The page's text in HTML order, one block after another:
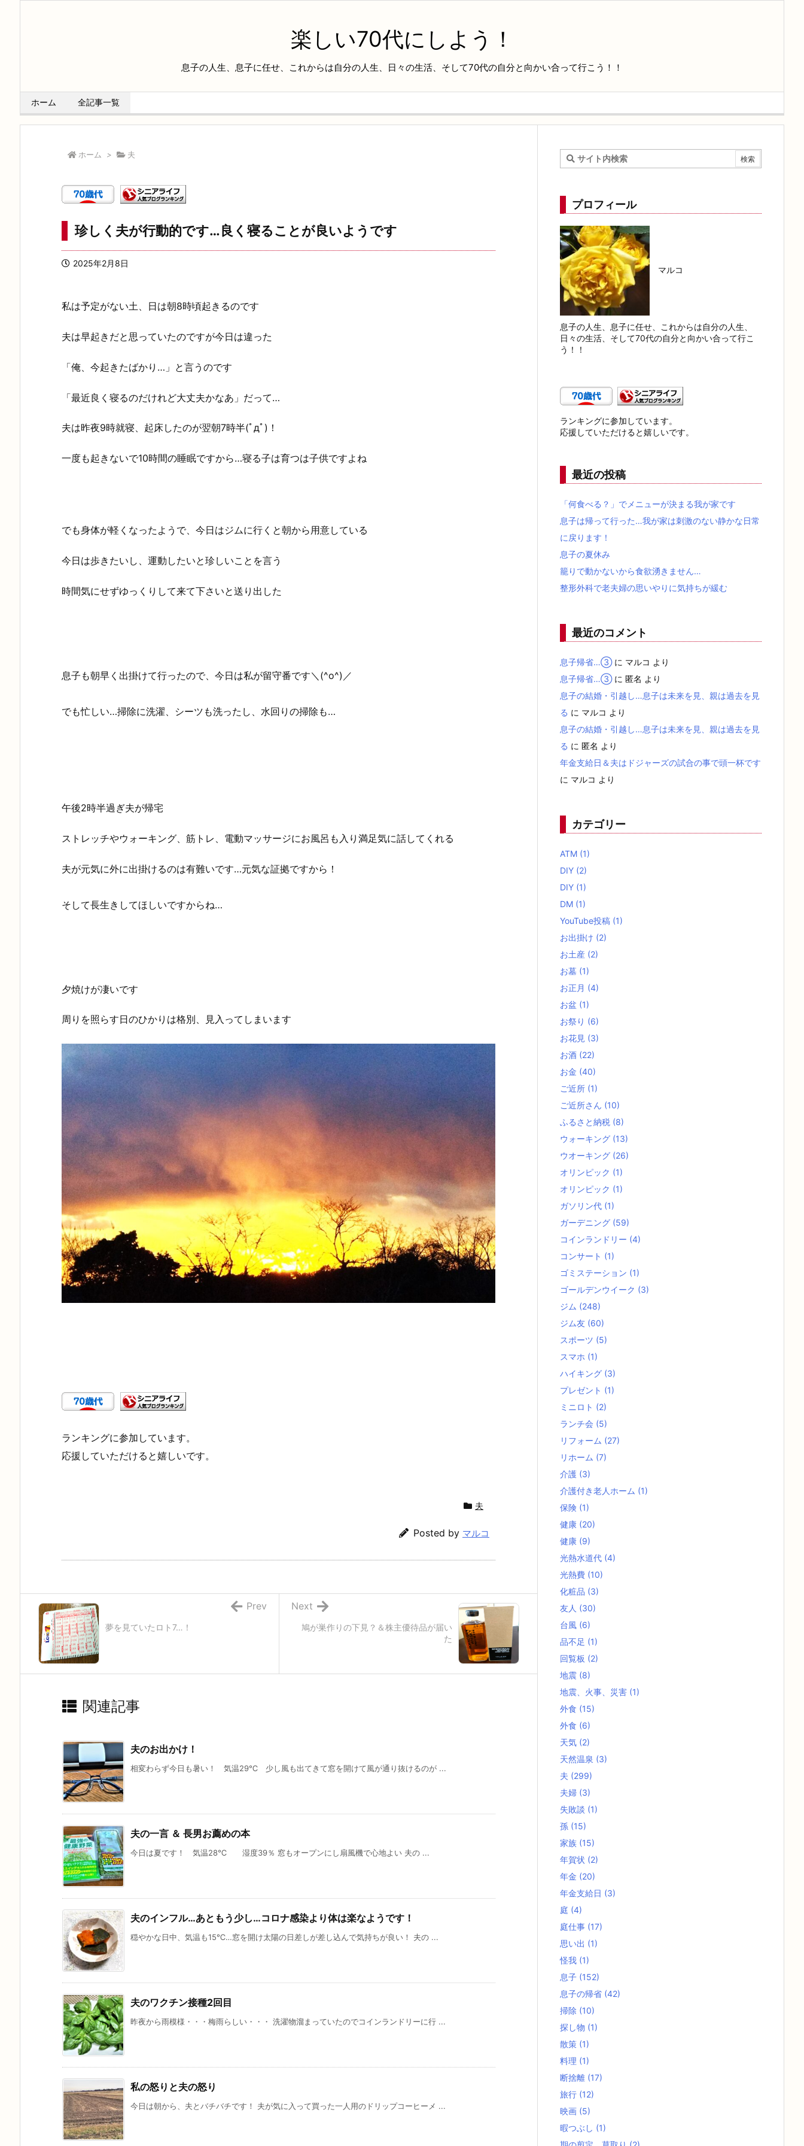
楽しい70代にしよう！
息子の人生、息子に任せ、これからは自分の人生、日々の生活、そして70代の自分と向かい合って行こう！！
ホーム 全記事一覧
ホーム > 夫
珍しく夫が行動的です…良く寝ることが良いようです
2025年2月8日
私は予定がない土、日は朝8時頃起きるのです
夫は早起きだと思っていたのですが今日は違った
「俺、今起きたばかり…」と言うのです
「最近良く寝るのだけれど大丈夫かなあ」だって…
夫は昨夜9時就寝、起床したのが翌朝7時半(ﾟдﾟ)！
一度も起きないで10時間の睡眠ですから…寝る子は育つは子供ですよね
でも身体が軽くなったようで、今日はジムに行くと朝から用意している
今日は歩きたいし、運動したいと珍しいことを言う
時間気にせずゆっくりして来て下さいと送り出した
息子も朝早く出掛けて行ったので、今日は私が留守番です＼(^o^)／
でも忙しい…掃除に洗濯、シーツも洗ったし、水回りの掃除も…
午後2時半過ぎ夫が帰宅
ストレッチやウォーキング、筋トレ、電動マッサージにお風呂も入り満足気に話してくれる
夫が元気に外に出掛けるのは有難いです…元気な証拠ですから！
そして長生きしてほしいですからね…
夕焼けが凄いです
周りを照らす日のひかりは格別、見入ってしまいます
ランキングに参加しています。
応援していただけると嬉しいです。
夫
Posted by マルコ
鳩が巣作りの下見？＆株主優待品が届い
た
Next
夢を見ていたロト7…！
Prev
関連記事
夫のお出かけ！
相変わらず今日も暑い！ 気温29℃ 少し風も出てきて窓を開けて風が通り抜けるのが ...
夫の一言 ＆ 長男お薦めの本
今日は夏です！ 気温28℃ 湿度39％ 窓もオープンにし扇風機で心地よい 夫の ...
夫のインフル…あともう少し…コロナ感染より体は楽なようです！
穏やかな日中、気温も15℃…窓を開け太陽の日差しが差し込んで気持ちが良い！ 夫の ...
夫のワクチン接種2回目
昨夜から雨模様・・・梅雨らしい・・・ 洗濯物溜まっていたのでコインランドリーに行 ...
私の怒りと夫の怒り
今日は朝から、夫とバチバチです！ 夫が気に入って買った一人用のドリップコーヒーメ ...
プロフィール
マルコ
息子の人生、息子に任せ、これからは自分の人生、
日々の生活、そして70代の自分と向かい合って行こ
う！！
ランキングに参加しています。
応援していただけると嬉しいです。
最近の投稿
「何食べる？」でメニューが決まる我が家です
息子は帰って行った…我が家は刺激のない静かな日常
に戻ります！
息子の夏休み
籠りで動かないから食欲湧きません…
整形外科で老夫婦の思いやりに気持ちが緩む
最近のコメント
息子帰省…③に マルコ より
息子帰省…③に 匿名 より
息子の結婚・引越し…息子は未来を見、親は過去を見
る に マルコ より
息子の結婚・引越し…息子は未来を見、親は過去を見
る に 匿名 より
年金支給日＆夫はドジャーズの試合の事で頭一杯です
に マルコ より
カテゴリー
ATM (1)
DIY (2)
DIY (1)
DM (1)
YouTube投稿 (1)
お出掛け (2)
お土産 (2)
お墓 (1)
お正月 (4)
お盆 (1)
お祭り (6)
お花見 (3)
お酒 (22)
お金 (40)
ご近所 (1)
ご近所さん (10)
ふるさと納税 (8)
ウォーキング (13)
ウオーキング (26)
オリンピック (1)
オリンピック (1)
ガソリン代 (1)
ガーデニング (59)
コインランドリー (4)
コンサート (1)
ゴミステーション (1)
ゴールデンウイーク (3)
ジム (248)
ジム友 (60)
スポーツ (5)
スマホ (1)
ハイキング (3)
プレゼント (1)
ミニロト (2)
ランチ会 (5)
リフォーム (27)
リホーム (7)
介護 (3)
介護付き老人ホーム (1)
保険 (1)
健康 (20)
健康 (9)
光熱水道代 (4)
光熱費 (10)
化粧品 (3)
友人 (30)
台風 (6)
品不足 (1)
回覧板 (2)
地震 (8)
地震、火事、災害 (1)
外食 (15)
外食 (6)
天気 (2)
天然温泉 (3)
夫 (299)
夫婦 (3)
失敗談 (1)
孫 (15)
家族 (15)
年賀状 (2)
年金 (20)
年金支給日 (3)
庭 (4)
庭仕事 (17)
思い出 (1)
怪我 (1)
息子 (152)
息子の帰省 (42)
掃除 (10)
探し物 (1)
散策 (1)
料理 (1)
断捨離 (17)
旅行 (12)
映画 (5)
暇つぶし (1)